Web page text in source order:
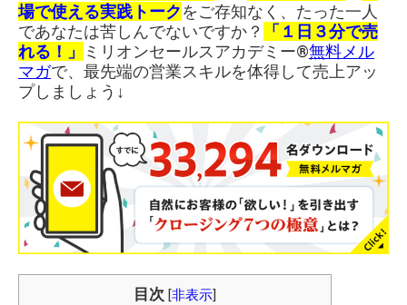
場で使える実践トークをご存知なく、たった一人
であなたは苦しんでないですか？
「１日３分で売
れる！」
ミリオンセールスアカデミー®︎無料メル
マガで、最先端の営業スキルを体得して売上アッ
プしましょう↓
目次 [非表示]